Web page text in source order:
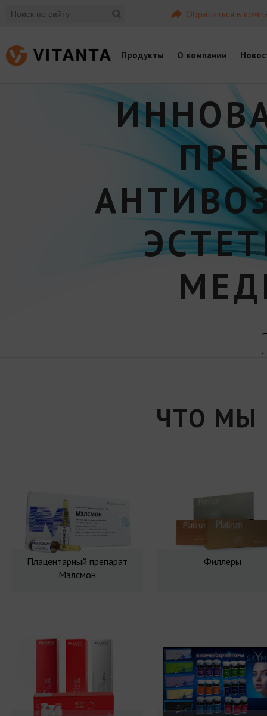
Обратиться в
Продукты О компании
ЧТО МЫ
Плацентарный препарат
Мэлсмон
Филлеры